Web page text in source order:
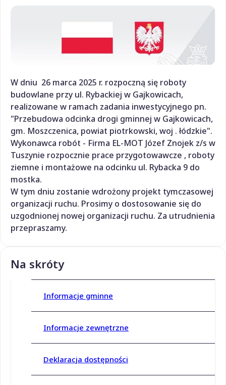
W dniu 26 marca 2025 r. rozpoczną się roboty
budowlane przy ul. Rybackiej w Gajkowicach,
realizowane w ramach zadania inwestycyjnego pn.
"Przebudowa odcinka drogi gminnej w Gajkowicach,
gm. Moszczenica, powiat piotrkowski, woj . łódzkie".
Wykonawca robót - Firma EL-MOT Józef Znojek z/s w
Tuszynie rozpocznie prace przygotowawcze , roboty
ziemne i montażowe na odcinku ul. Rybacka 9 do
mostka.
W tym dniu zostanie wdrożony projekt tymczasowej
organizacji ruchu. Prosimy o dostosowanie się do
uzgodnionej nowej organizacji ruchu. Za utrudnienia
przepraszamy.
Na skróty
Informacje gminne
Informacje zewnętrzne
Deklaracja dostępności